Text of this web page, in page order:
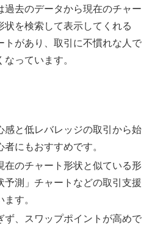
過去のデータから現在のチャー
状を検索して表示してくれる
トがあり、取引に不慣れな人で
っています。
感と低レバレッジの取引から始
にもおすすめです。
在のチャート形状と似ている形
予測」チャートなどの取引支援
す。
ず、スワップポイントが高めで